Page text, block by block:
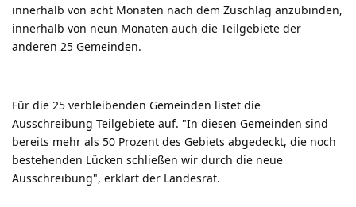
innerhalb von acht Monaten nach dem Zuschlag anzubinden,
innerhalb von neun Monaten auch die Teilgebiete der
anderen 25 Gemeinden.
Für die 25 verbleibenden Gemeinden listet die
Ausschreibung Teilgebiete auf. "In diesen Gemeinden sind
bereits mehr als 50 Prozent des Gebiets abgedeckt, die noch
bestehenden Lücken schließen wir durch die neue
Ausschreibung", erklärt der Landesrat.